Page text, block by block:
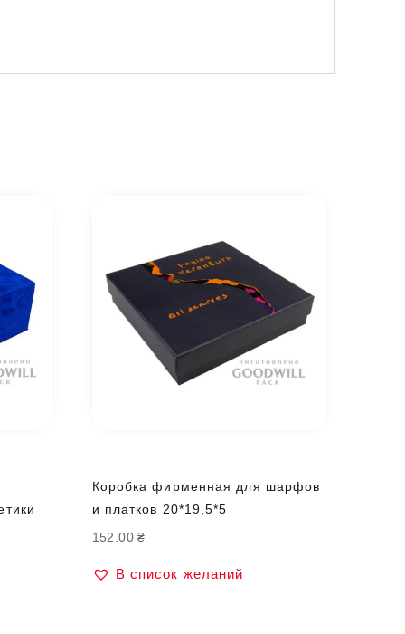
Коробка фирменная для шарфов
и платков 20*19,5*5
152.00₴
В список желаний